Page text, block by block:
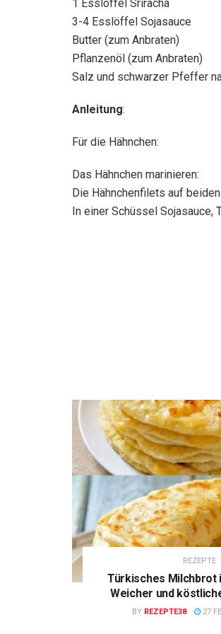
1 Esslöffel Sriracha
3-4 Esslöffel Sojasauce
Butter (zum Anbraten)
Pflanzenöl (zum Anbraten)
Salz und schwarzer Pfeffer
Anleitung:
Für die Hähnchen:
Das Hähnchen marinieren:
Die Hähnchenfilets auf
In einer Schüssel Sojasauce,
REZEPTE
Türkisches Milchbrot
Weicher und
BY REZEPTE38 27